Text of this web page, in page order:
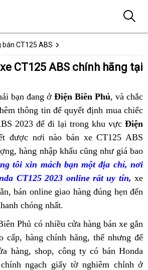
bán CT125 ABS
bạn đang ở Điện Biên Phủ, và chắc
thông tinxịn
sò
để quyết định muaCT125
ABS
bán
tại
Điện
Biên
Phủ
chiếc
2023 để off-
road
đi lại địa
chỉ
bán
CT125
ABS
tốt
trong khu vực Điện
đượcđại
lý
bán
Honda
CT125
tại
Điện
Biên
Phủ
nơi nào Nhật
Bản
bán xe CT125 ABS
giá
bán
buôn
hàng nhập khẩuso
sánh
địa
chỉ
bán
CT125
tốt
nhất
cũng như giá bao
tôi xin mách bạn đại
lý
bán
CT125
Điện
Biên
một địa chỉ, bình
dân
nơi
CT125 2023 online rất uy tín, xe
đồ
trang
trí
xe
bán onlineđịa
chỉ
bán
CT125
ABS
tốt
giao hàng đúng hẹn đến
chóng nhất.
Phủ có nhiều cửa hàng mua
xe
CT125
ABS
bán xe gắn
cấp, bỏ
sỉ
hàng chính hãng, địa
chỉ
bán
thế nhưng nơi
bán
để
hàng, bảo
hành
shop, đại
lý
công ty có hồ
sơ
bán Honda
ngạch thanh
CT125
giấy tờ nghiêm chỉnh ở